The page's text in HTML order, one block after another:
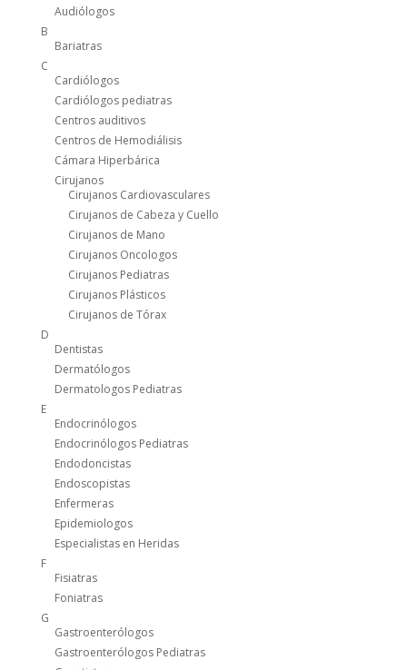
Audiólogos
B
Bariatras
C
Cardiólogos
Cardiólogos pediatras
Centros auditivos
Centros de Hemodiálisis
Cámara Hiperbárica
Cirujanos
Cirujanos Cardiovasculares
Cirujanos de Cabeza y Cuello
Cirujanos de Mano
Cirujanos Oncologos
Cirujanos Pediatras
Cirujanos Plásticos
Cirujanos de Tórax
D
Dentistas
Dermatólogos
Dermatologos Pediatras
E
Endocrinólogos
Endocrinólogos Pediatras
Endodoncistas
Endoscopistas
Enfermeras
Epidemiologos
Especialistas en Heridas
F
Fisiatras
Foniatras
G
Gastroenterólogos
Gastroenterólogos Pediatras